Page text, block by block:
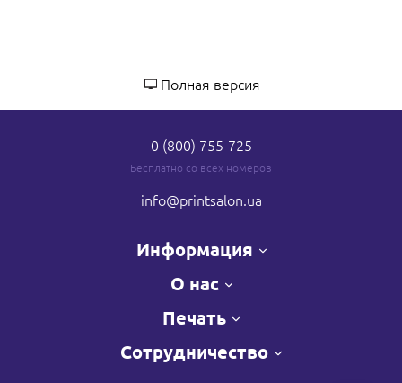
Полная версия
0 (800) 755-725
Бесплатно со всех номеров
info@printsalon.ua
Информация
О нас
Печать
Сотрудничество